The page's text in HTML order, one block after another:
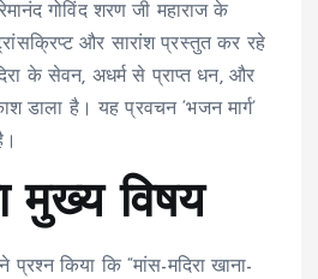
गोविंद शरण जी महाराज के
और सारांश प्रस्तुत कर रहे
के सेवन, अधर्म से प्राप्त धन, और
डाला है। यह प्रवचन ‘भजन मार्ग’
मुख्य विषय
किया कि “मांस-मदिरा खाना-